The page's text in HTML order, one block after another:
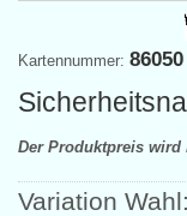
Kartennummer: 86050
Der Produktpreis wird
Variation Wahl: